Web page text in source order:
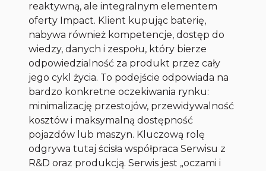
reaktywną, ale integralnym elementem
oferty Impact. Klient kupując baterię,
nabywa również kompetencje, dostęp do
wiedzy, danych i zespołu, który bierze
odpowiedzialność za produkt przez cały
jego cykl życia. To podejście odpowiada na
bardzo konkretne oczekiwania rynku:
minimalizację przestojów, przewidywalność
kosztów i maksymalną dostępność
pojazdów lub maszyn. Kluczową rolę
odgrywa tutaj ścisła współpraca Serwisu z
R&D oraz produkcją. Serwis jest „oczami i